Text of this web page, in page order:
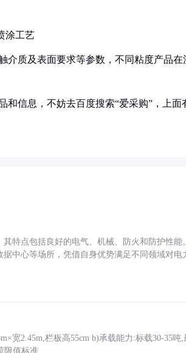
涂工艺
介质及表面要求等参数，不同粘度产品
和信息，不妨去百度搜索“爱采购”，上
特点包括良好的电气、机械、防火和防护性能
中心等场所，凭借自身优势满足不同领域对电
宽2.45m,栏板高55cm b)承载能力:标载30-35吨,
限值标准